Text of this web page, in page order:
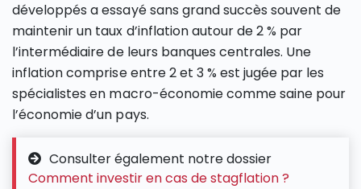
développés a essayé sans grand succès souvent de
maintenir un taux d’inflation autour de 2 % par
l’intermédiaire de leurs banques centrales. Une
inflation comprise entre 2 et 3 % est jugée par les
spécialistes en macro-économie comme saine pour
l’économie d’un pays.
Consulter également notre dossier
Comment investir en cas de stagflation ?